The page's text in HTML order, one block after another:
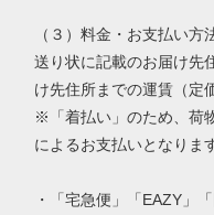
（３）料金・お支払い方
送り状に記載のお届け先
け先住所までの運賃（定
※「着払い」のため、荷
によるお支払いとなりま
・「宅急便」「EAZY」